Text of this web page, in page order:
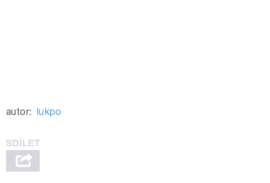
autor: lukpo